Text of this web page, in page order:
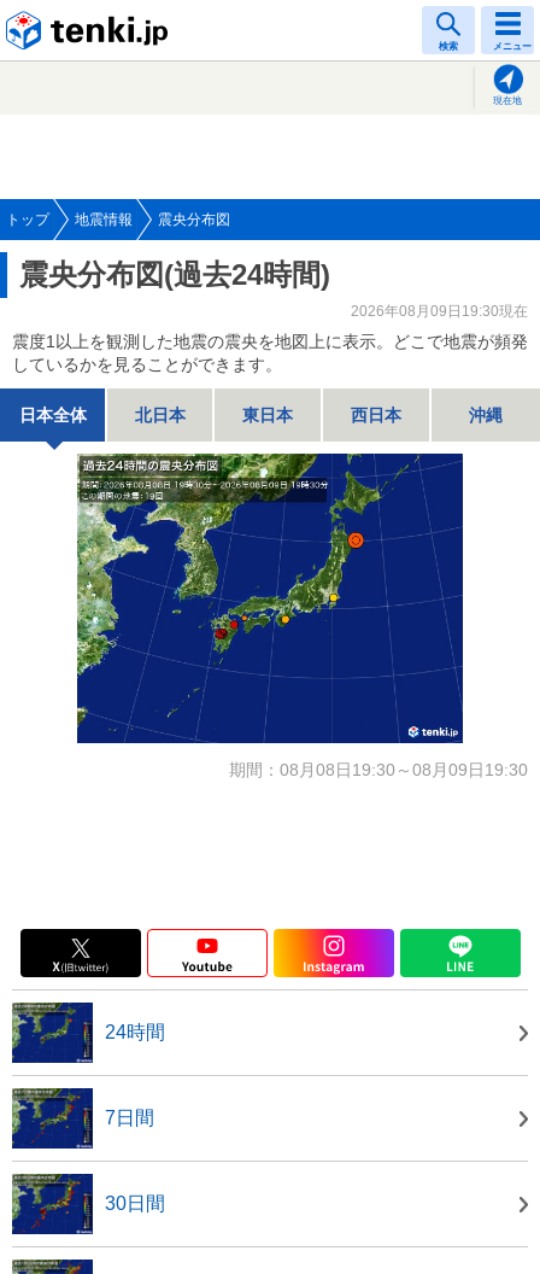
検索 メニュー
現在地
トップ 地震情報 震央分布図
震央分布図(過去24時間)
2026年08月09日19:30現在
震度1以上を観測した地震の震央を地図上に表示。どこで地震が頻発
しているかを見ることができます。
日本全体 北日本 東日本 西日本 沖縄
期間：08月08日19:30～08月09日19:30
24時間
7日間
30日間